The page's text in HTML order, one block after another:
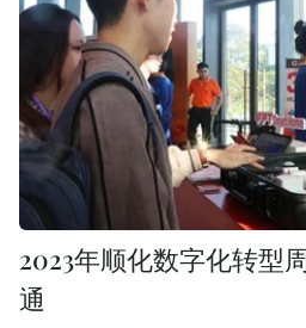
2023年顺化数字化转型
通